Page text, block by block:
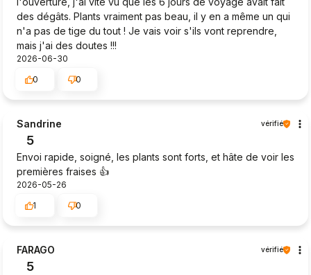
des dégâts. Plants vraiment pas beau, il y en a même un qui
n'a pas de tige du tout ! Je vais voir s'ils vont reprendre,
mais j'ai des doutes !!!
2026-06-30
0
0
Sandrine vérifié
5
Envoi rapide, soigné, les plants sont forts, et hâte de voir les
premières fraises 👍️
2026-05-26
1
0
FARAGO vérifié
5